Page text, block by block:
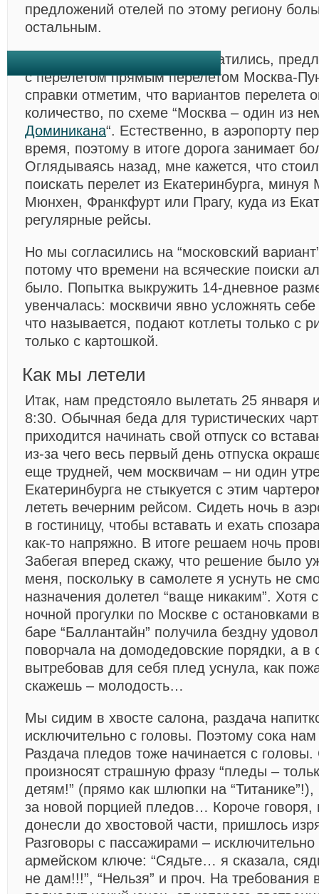
предложений отелей по этому региону
остальным.
Туроператор, к которому обратились,
с перелетом прямым перелетом Москва-
справки отметим, что вариантов перелета
количество, по схеме “Москва – один из
Доминикана“. Естественно, в аэропорту
время, поэтому в итоге дорога занимает
Оглядываясь назад, мне кажется, что
поискать перелет из Екатеринбурга, минуя
Мюнхен, Франкфурт или Прагу, куда из
регулярные рейсы.
Но мы согласились на “московский
потому что времени на всяческие поиски
было. Попытка выкружить 14-дневное
увенчалась: москвичи явно усложнять
что называется, подают котлеты только с
только с картошкой.
Как мы летели
Итак, нам предстояло вылетать 25 января
8:30. Обычная беда для туристических
приходится начинать свой отпуск со
из-за чего весь первый день отпуска
еще трудней, чем москвичам – ни один
Екатеринбурга не стыкуется с этим
лететь вечерним рейсом. Сидеть ночь в
в гостиницу, чтобы вставать и ехать
как-то напряжно. В итоге решаем ночь
Забегая вперед скажу, что решение было
меня, поскольку в самолете я уснуть не
назначения долетел “ваще никаким”. Хотя
ночной прогулки по Москве с остановками
баре “Баллантайн” получила бездну
поворчала на домодедовские порядки, а в
вытребовав для себя плед уснула, как
скажешь – молодость…
Мы сидим в хвосте салона, раздача
исключительно с головы. Поэтому сока нам
Раздача пледов тоже начинается с
произносят страшную фразу “пледы –
детям!” (прямо как шлюпки на “Титанике”!),
за новой порцией пледов… Короче говоря,
донесли до хвостовой части, пришлось
Разговоры с пассажирами –
армейском ключе: “Сядьте… я сказала,
не дам!!!”, “Нельзя” и проч. На требования